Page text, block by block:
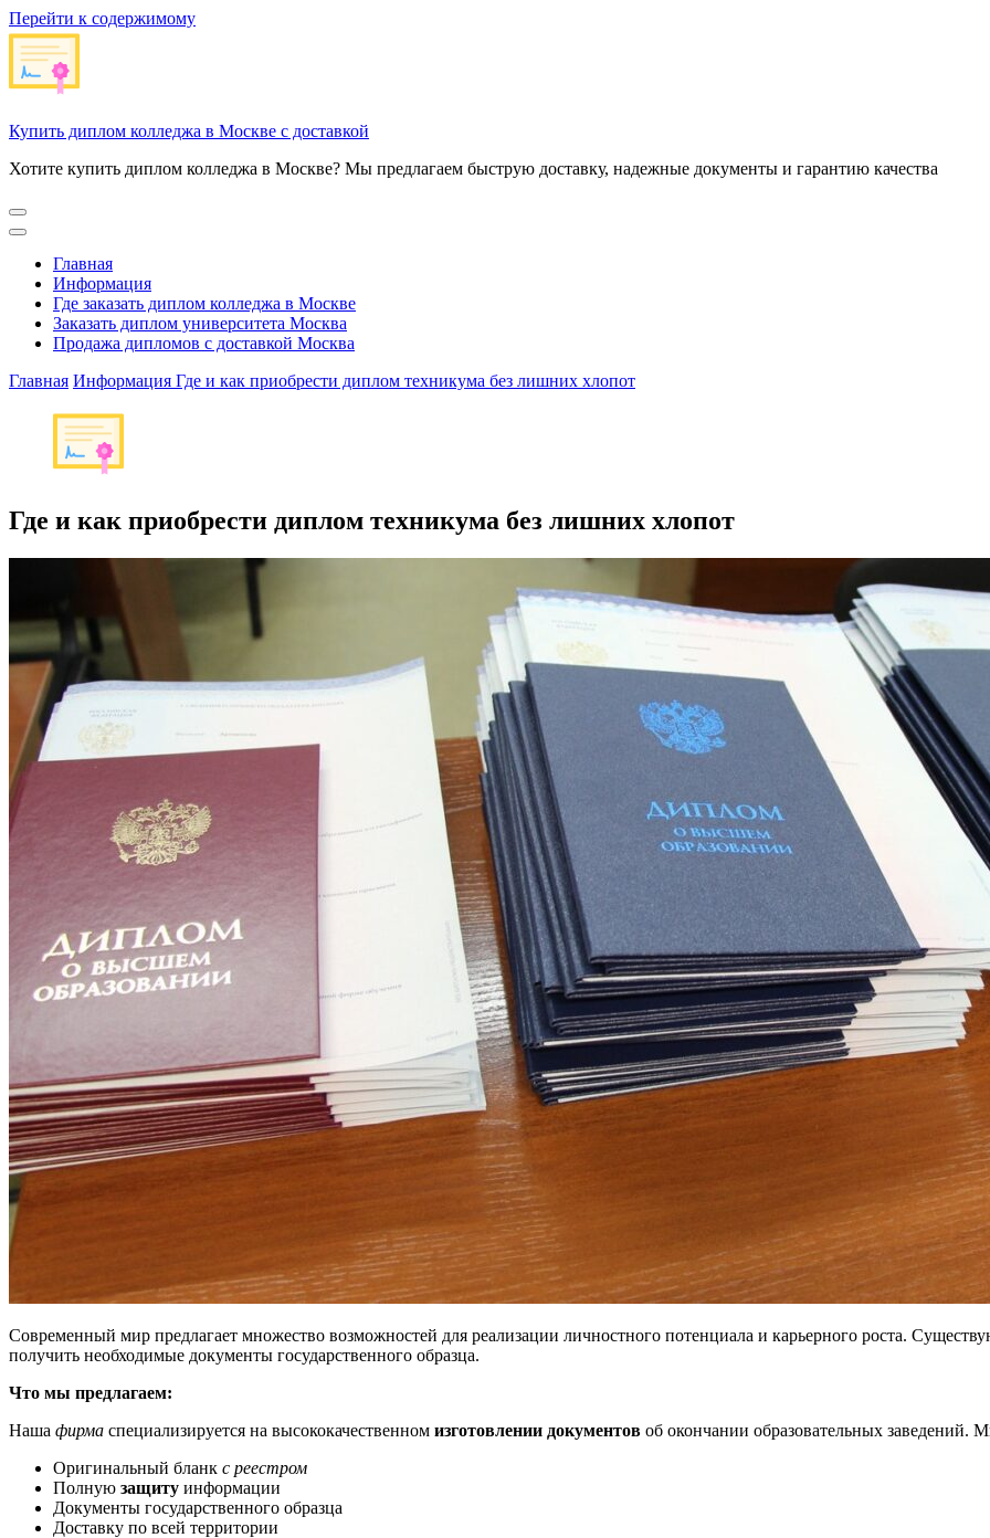
Перейти к содержимому
Купить диплом колледжа в Москве с доставкой
Хотите купить диплом колледжа в Москве? Мы предлагаем быструю доставку, надежные документы и гарантию качества
Главная
Информация
Где заказать диплом колледжа в Москве
Заказать диплом университета Москва
Продажа дипломов с доставкой Москва
Главная Информация Где и как приобрести диплом техникума без лишних хлопот
Где и как приобрести диплом техникума без лишних хлопот
Современный мир предлагает множество возможностей для реализации личностного потенциала и карьерного роста.
получить необходимые документы государственного образца.
Что мы предлагаем:
Наша фирма специализируется на высококачественном изготовлении документов об окончании образовательных заведений.
Оригинальный бланк с реестром
Полную защиту информации
Документы государственного образца
Доставку по всей территории